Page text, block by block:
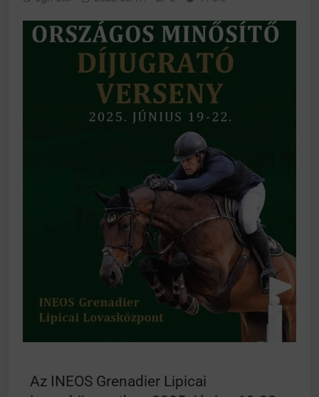
működik, ha jól van felújítva
Ingatlanpiaci szakértők szerint akár 5 százalékkal is
nőhetnek a bérleti díjak a ponthatárhirdetés után az
egyetemi városokban
Munkácsy nem Krisztust szépítette meg: minket
Ahol köszönnek, ott még van város
Amikor a Tetris boldogabbá tesz, mint a szerelem
Létezik tökéletes élet: Truman is elhitte
Karinthy Frigyes: a zseni, aki belenézett a saját
Ki akarsz törni. De miből?
Az öregség nem csak ránc?
Az ördög még mindig Pradát visel. De te miért öltözöl
Móricz Zsigmond: falusi író vagy boncmester?
Mindenki a világot akarja uralni – de nem csak a 80-
Az INEOS Grenadier Lipicai